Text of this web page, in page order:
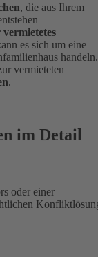
, die aus Ihrem
es sich um eine
handeln.
vermieteten
.
im Detail
oder einer